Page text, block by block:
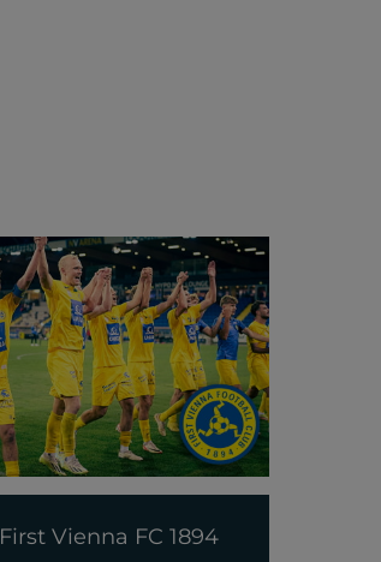
First Vienna FC 1894